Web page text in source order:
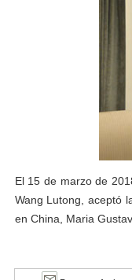
El 15 de marzo de
Wang Lutong, aceptó
en China, Maria